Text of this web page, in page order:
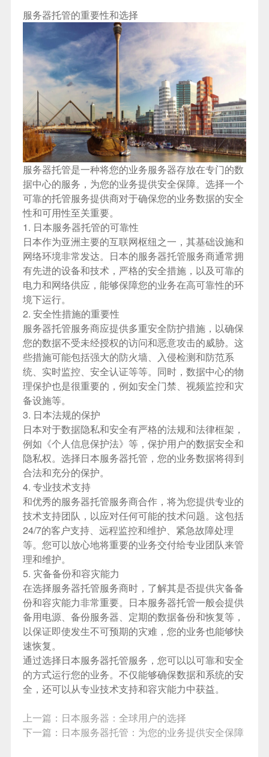
服务器托管的重要性和选择
服务器托管是一种将您的业务服务器存放在专门的数
据中心的服务，为您的业务提供安全保障。选择一个
可靠的托管服务提供商对于确保您的业务数据的安全
性和可用性至关重要。
1. 日本服务器托管的可靠性
日本作为亚洲主要的互联网枢纽之一，其基础设施和
网络环境非常发达。日本的服务器托管服务商通常拥
有先进的设备和技术，严格的安全措施，以及可靠的
电力和网络供应，能够保障您的业务在高可靠性的环
境下运行。
2. 安全性措施的重要性
服务器托管服务商应提供多重安全防护措施，以确保
您的数据不受未经授权的访问和恶意攻击的威胁。这
些措施可能包括强大的防火墙、入侵检测和防范系
统、实时监控、安全认证等等。同时，数据中心的物
理保护也是很重要的，例如安全门禁、视频监控和灾
备设施等。
3. 日本法规的保护
日本对于数据隐私和安全有严格的法规和法律框架，
例如《个人信息保护法》等，保护用户的数据安全和
隐私权。选择日本服务器托管，您的业务数据将得到
合法和充分的保护。
4. 专业技术支持
和优秀的服务器托管服务商合作，将为您提供专业的
技术支持团队，以应对任何可能的技术问题。这包括
24/7的客户支持、远程监控和维护、紧急故障处理
等。您可以放心地将重要的业务交付给专业团队来管
理和维护。
5. 灾备备份和容灾能力
在选择服务器托管服务商时，了解其是否提供灾备备
份和容灾能力非常重要。 日本服务器托管一般会提供
备用电源、备份服务器、定期的数据备份和恢复等，
以保证即使发生不可预期的灾难，您的业务也能够快
速恢复。
通过选择日本服务器托管服务，您可以以可靠和安全
的方式运行您的业务。不仅能够确保数据和系统的安
全，还可以从专业技术支持和容灾能力中获益。
上一篇： 日本服务器：全球用户的选择
下一篇： 日本服务器托管：为您的业务提供安全保障